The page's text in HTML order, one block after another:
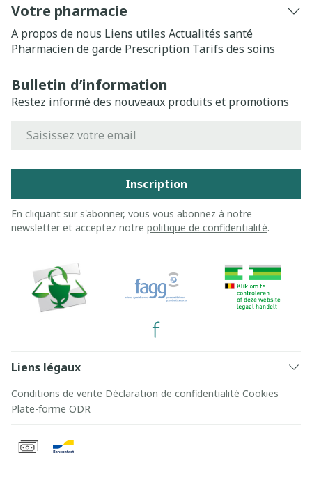
Votre pharmacie
A propos de nous Liens utiles Actualités santé
Pharmacien de garde Prescription Tarifs des soins
Bulletin d’information
Restez informé des nouveaux produits et promotions
Inscription
En cliquant sur s'abonner, vous vous abonnez à notre
newsletter et acceptez notre politique de confidentialité.
Liens légaux
Conditions de vente Déclaration de confidentialité Cookies
Plate-forme ODR